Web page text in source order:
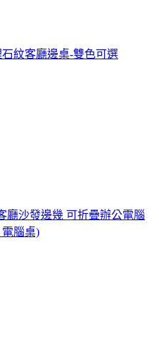
紋客廳邊桌-雙色可選
廳沙發邊幾 可折疊辦公電腦
腦桌)